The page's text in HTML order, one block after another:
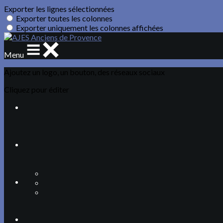
Exporter les lignes sélectionnées
Exporter toutes les colonnes
Exporter uniquement les colonnes affichées
Menu